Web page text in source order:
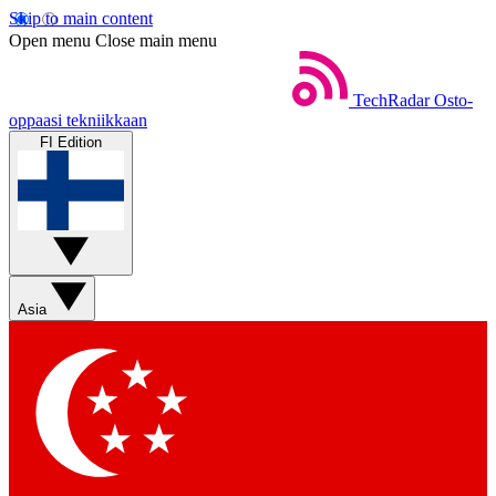
Skip to main content
Open menu Close main menu
TechRadar Osto-
oppaasi tekniikkaan
FI Edition
Asia